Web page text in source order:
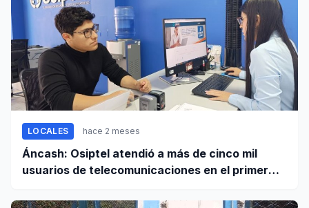
LOCALES hace 2 meses
Áncash: Osiptel atendió a más de cinco mil
usuarios de telecomunicaciones en el primer